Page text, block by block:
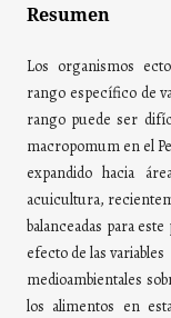
Resumen
Los organismos
rango específico de
rango puede ser
macropomum en el
expandido hacia
acuicultura,
balanceadas para
efecto de las variables
medioambientales
los alimentos en